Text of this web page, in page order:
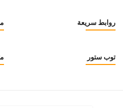
روابط سريعة
توب ستور